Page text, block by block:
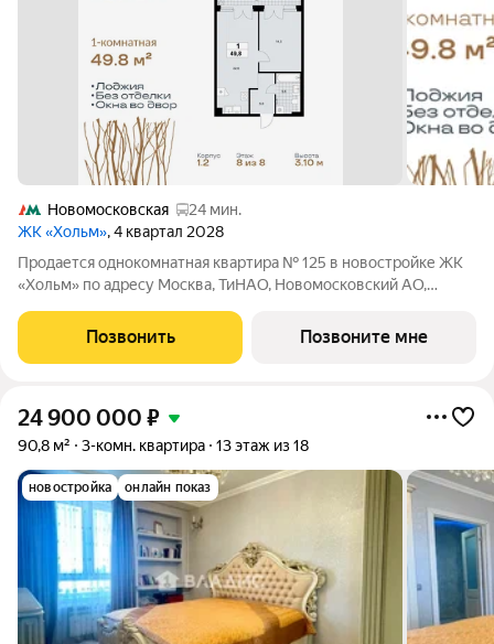
Новомосковская
24 мин.
ЖК «Хольм», 4 квартал 2028
Продается однокомнатная квартира № 125 в новостройке ЖК
«Хольм» по адресу Москва, ТиНАО, Новомосковский АО,
м., этаж 8 из 8, секция 5. Тип проекта, по которому построен
Позвонить Позвоните мне
24 900 000 ₽
90,8 м² 3-комн. квартира 13 этаж из 18
новостройка онлайн показ